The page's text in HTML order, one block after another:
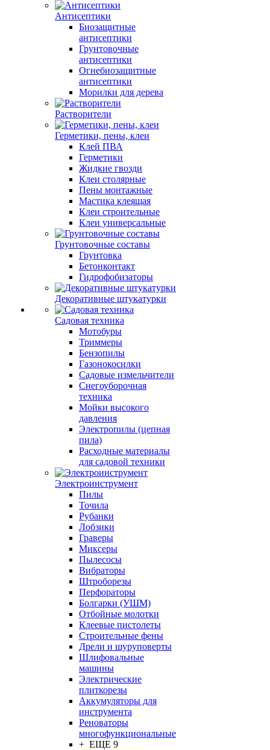
Антисептики
Биозащитные
антисептики
Грунтовочные
антисептики
Огнебиозащитные
антисептики
Морилки для дерева
Растворители
Герметики, пены, клеи
Клей ПВА
Герметики
Жидкие гвозди
Клеи столярные
Пены монтажные
Мастика клеящая
Клеи строительные
Клеи универсальные
Грунтовочные составы
Грунтовка
Бетонконтакт
Гидрофобизаторы
Декоративные штукатурки
Садовая техника
Мотобуры
Триммеры
Бензопилы
Газонокосилки
Садовые измельчители
Снегоуборочная
техника
Мойки высокого
давления
Электропилы (цепная
пила)
Расходные материалы
для садовой техники
Электроинструмент
Пилы
Точила
Рубанки
Лобзики
Граверы
Миксеры
Пылесосы
Вибраторы
Штроборезы
Перфораторы
Болгарки (УШМ)
Отбойные молотки
Клеевые пистолеты
Строительные фены
Дрели и шуруповерты
Шлифовальные
машины
Электрические
плиткорезы
Аккумуляторы для
инструмента
Реноваторы
многофункциональные
+ ЕЩЕ 9